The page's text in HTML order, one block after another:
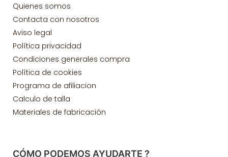
Quienes somos
Contacta con nosotros
Aviso legal
Política privacidad
Condiciones generales compra
Política de cookies
Programa de afiliacion
Calculo de talla
Materiales de fabricación
CÓMO PODEMOS AYUDARTE ?